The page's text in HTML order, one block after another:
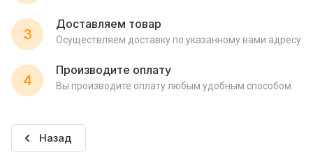
3
Доставляем товар
Осуществляем доставку по указанному вами адресу
4
Производите оплату
Вы производите оплату любым удобным способом
Назад